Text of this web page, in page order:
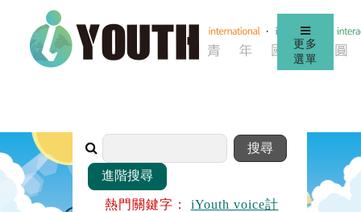
更多
選單
熱門關鍵字： iYouth voice計